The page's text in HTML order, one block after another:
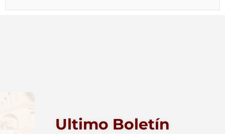
Ultimo Boletín